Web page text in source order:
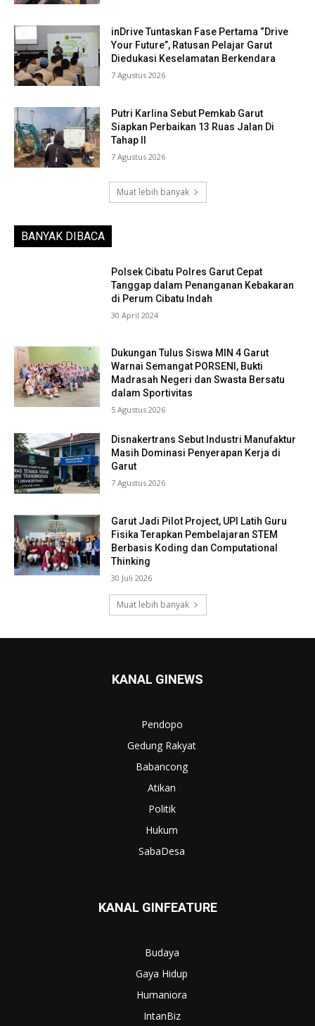
inDrive Tuntaskan Fase Pertama “Drive
Your Future”, Ratusan Pelajar Garut
Diedukasi Keselamatan Berkendara
7 Agustus 2026
Putri Karlina Sebut Pemkab Garut
Siapkan Perbaikan 13 Ruas Jalan Di
Tahap II
7 Agustus 2026
Muat lebih banyak
BANYAK DIBACA
Polsek Cibatu Polres Garut Cepat
Tanggap dalam Penanganan Kebakaran
di Perum Cibatu Indah
30 April 2024
Dukungan Tulus Siswa MIN 4 Garut
Warnai Semangat PORSENI, Bukti
Madrasah Negeri dan Swasta Bersatu
dalam Sportivitas
5 Agustus 2026
Disnakertrans Sebut Industri Manufaktur
Masih Dominasi Penyerapan Kerja di
Garut
7 Agustus 2026
Garut Jadi Pilot Project, UPI Latih Guru
Fisika Terapkan Pembelajaran STEM
Berbasis Koding dan Computational
Thinking
30 Juli 2026
Muat lebih banyak
KANAL GINEWS
Pendopo
Gedung Rakyat
Babancong
Atikan
Politik
Hukum
SabaDesa
KANAL GINFEATURE
Budaya
Gaya Hidup
Humaniora
IntanBiz